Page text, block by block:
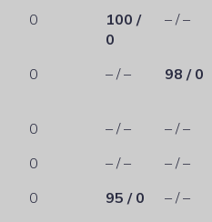
0
100 /
0
– / –
0 – / – 98 / 0
0 – / –
– / –
0 – / –
– / –
0 95 / 0
– / –